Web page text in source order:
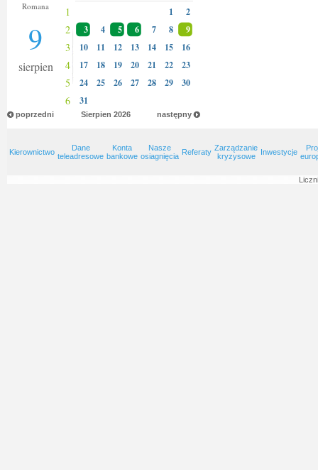
Romana
9
sierpien
1 1 2
2 3 4 5 6 7 8 9
3 10 11 12 13 14 15 16
4 17 18 19 20 21 22 23
5 24 25 26 27 28 29 30
6 31
poprzedni następny
Sierpien 2026
Kierownictwo
Dane
teleadresowe
Konta
bankowe
Nasze
osiagnięcia Referaty Zarządzanie
kryzysowe
Inwestycje